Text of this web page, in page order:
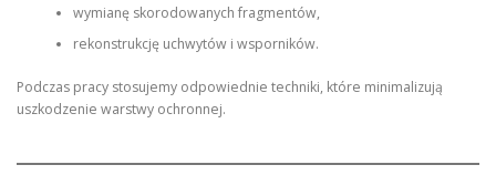
wymianę skorodowanych fragmentów,
rekonstrukcję uchwytów i wsporników.
Podczas pracy stosujemy odpowiednie techniki, które minimalizują
uszkodzenie warstwy ochronnej.